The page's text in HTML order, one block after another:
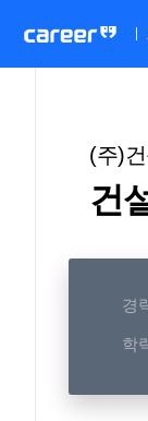
(주)
건
경
학